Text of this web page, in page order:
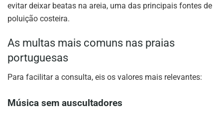
evitar deixar beatas na areia, uma das principais fontes de
poluição costeira.
As multas mais comuns nas praias
portuguesas
Para facilitar a consulta, eis os valores mais relevantes:
Música sem auscultadores